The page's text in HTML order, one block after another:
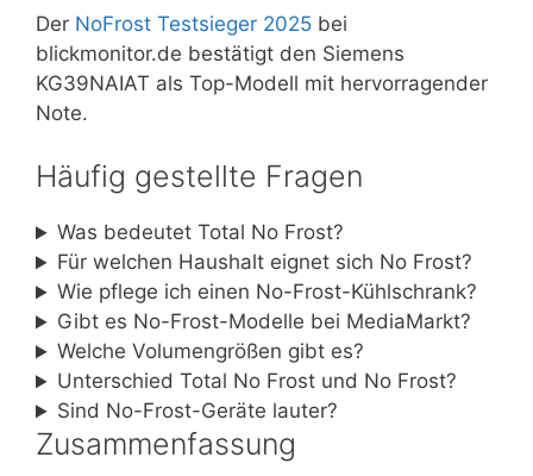
Der NoFrost Testsieger 2025 bei
blickmonitor.de bestätigt den Siemens
KG39NAIAT als Top-Modell mit hervorragender
Note.
Häufig gestellte Fragen
Was bedeutet Total No Frost?
Für welchen Haushalt eignet sich No Frost?
Wie pflege ich einen No-Frost-Kühlschrank?
Gibt es No-Frost-Modelle bei MediaMarkt?
Welche Volumengrößen gibt es?
Unterschied Total No Frost und No Frost?
Sind No-Frost-Geräte lauter?
Zusammenfassung